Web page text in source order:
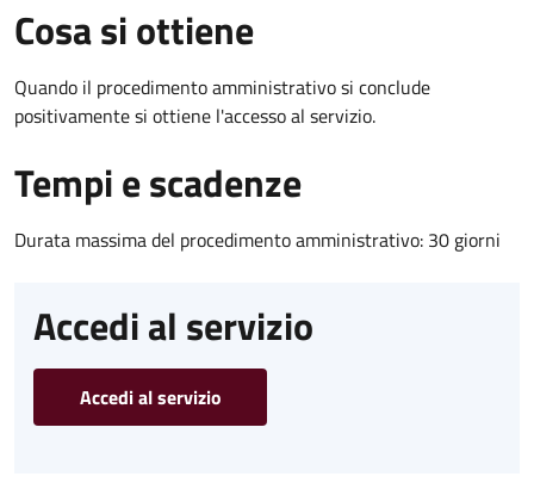
Cosa si ottiene
Quando il procedimento amministrativo si conclude
positivamente si ottiene l'accesso al servizio.
Tempi e scadenze
Durata massima del procedimento amministrativo: 30 giorni
Accedi al servizio
Accedi al servizio